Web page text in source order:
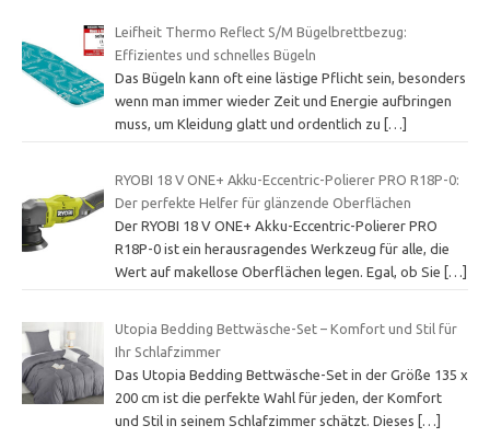
Leifheit Thermo Reflect S/M Bügelbrettbezug:
Effizientes und schnelles Bügeln
Das Bügeln kann oft eine lästige Pflicht sein, besonders
wenn man immer wieder Zeit und Energie aufbringen
muss, um Kleidung glatt und ordentlich zu
[…]
RYOBI 18 V ONE+ Akku-Eccentric-Polierer PRO R18P-0:
Der perfekte Helfer für glänzende Oberflächen
Der RYOBI 18 V ONE+ Akku-Eccentric-Polierer PRO
R18P-0 ist ein herausragendes Werkzeug für alle, die
Wert auf makellose Oberflächen legen. Egal, ob Sie
[…]
Utopia Bedding Bettwäsche-Set – Komfort und Stil für
Ihr Schlafzimmer
Das Utopia Bedding Bettwäsche-Set in der Größe 135 x
200 cm ist die perfekte Wahl für jeden, der Komfort
und Stil in seinem Schlafzimmer schätzt. Dieses
[…]